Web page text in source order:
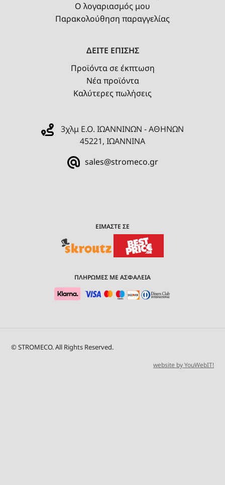
Ο λογαριασμός μου
Παρακολούθηση παραγγελίας
ΔΕΙΤΕ ΕΠΙΣΗΣ
Προϊόντα σε έκπτωση
Νέα προϊόντα
Καλύτερες πωλήσεις
3χλμ Ε.Ο. ΙΩΑΝΝΙΝΩΝ - ΑΘΗΝΩΝ
45221, ΙΩΑΝΝΙΝΑ
sales@stromeco.gr
ΕΙΜΑΣΤΕ ΣΕ
ΠΛΗΡΩΜΕΣ ΜΕ ΑΣΦΑΛΕΙΑ
© STROMECO. All Rights Reserved.
website by YouWebIT!